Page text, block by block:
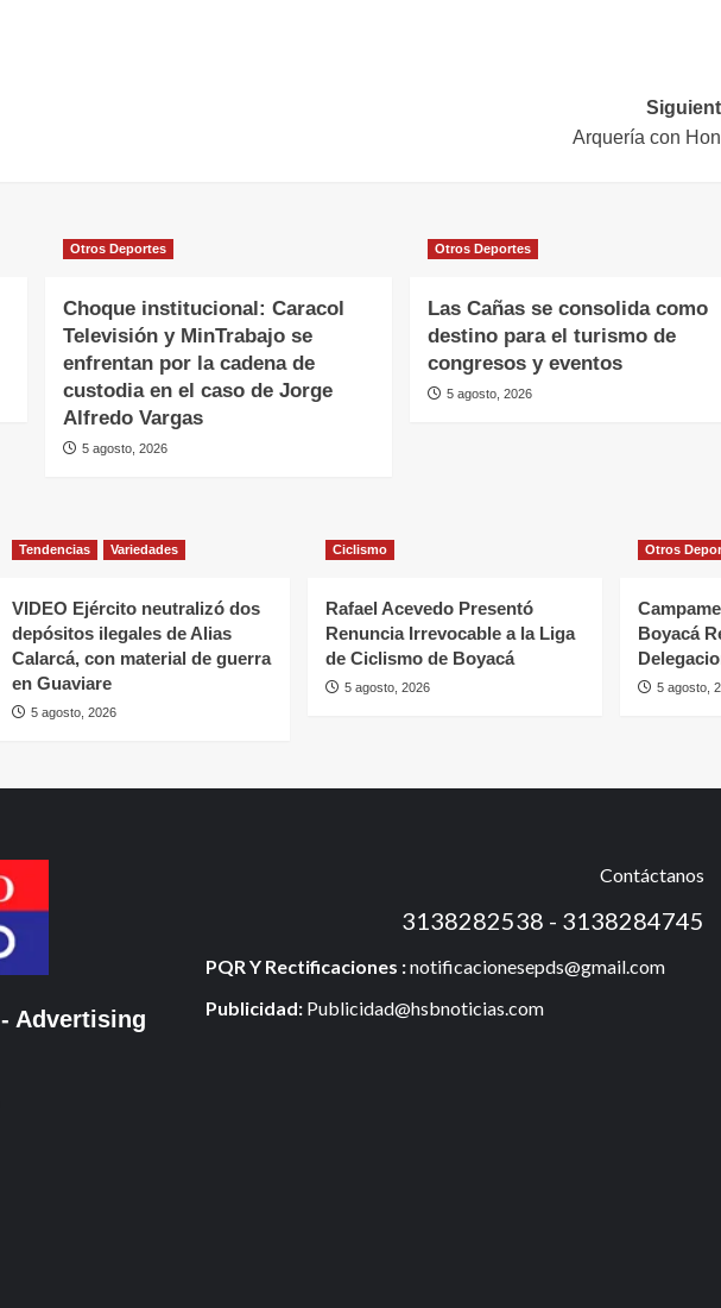
Arquería con
Otros Deportes
Choque institucional: Caracol
Televisión y MinTrabajo se
enfrentan por la cadena de
custodia en el caso de Jorge
Alfredo Vargas
5 agosto, 2026
Otros Deportes
Las Cañas se consolida como
destino para el turismo de
congresos y eventos
5 agosto, 2026
Tendencias Variedades
VIDEO Ejército neutralizó dos
depósitos ilegales de Alias
Calarcá, con material de guerra
en Guaviare
5 agosto, 2026
Ciclismo
Rafael Acevedo Presentó
Renuncia Irrevocable a la Liga
de Ciclismo de Boyacá
5 agosto, 2026
Otros
Boyacá
5 agosto,
- Advertising
Contáctanos
3138282538 - 3138284745
PQR Y Rectificaciones :notificacionesepds@gmail.com
Publicidad: Publicidad@hsbnoticias.com